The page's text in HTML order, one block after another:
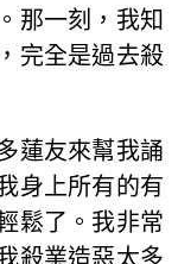
那一刻，我知
完全是過去殺
蓮友來幫我誦
身上所有的有
鬆了。我非常
殺業造惡太多